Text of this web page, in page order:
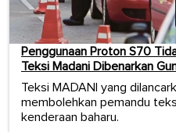
Penggunaan Proton S70
Teksi Madani Dibenarkan
Teksi MADANI yang
membolehkan pemandu
kenderaan baharu.